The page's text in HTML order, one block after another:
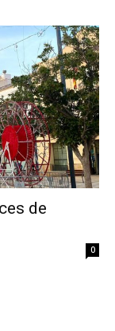
de
0